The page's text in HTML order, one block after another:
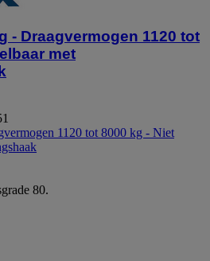
- Draagvermogen 1120 tot
met
1120 tot 8000 kg - Niet
80.